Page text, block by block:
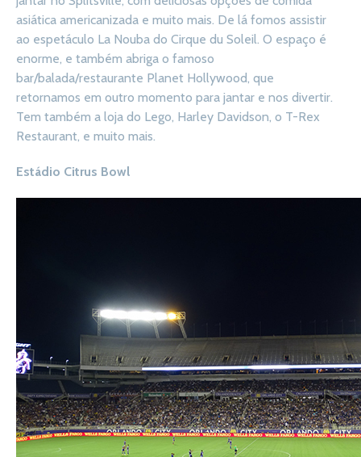
asiática americanizada e muito mais. De lá fomos assistir
ao espetáculo La Nouba do Cirque du Soleil. O espaço é
enorme, e também abriga o famoso
bar/balada/restaurante Planet Hollywood, que
retornamos em outro momento para jantar e nos divertir.
Tem também a loja do Lego, Harley Davidson, o T-Rex
Restaurant, e muito mais.
Estádio Citrus Bowl